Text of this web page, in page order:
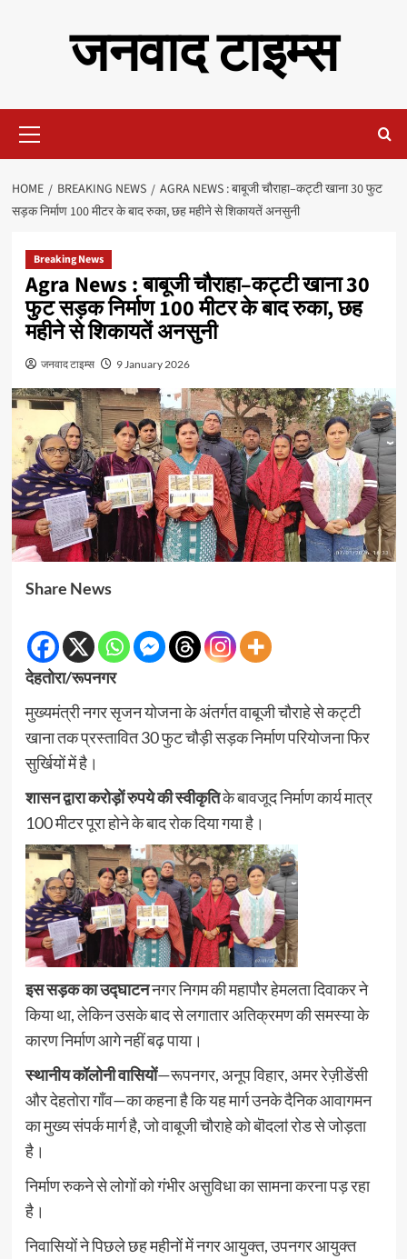
जनवाद टाइम्स
Menu
HOME BREAKING NEWS
AGRA NEWS : बाबूजी चौराहा–कट्टी खाना 30 फुट
सड़क निर्माण 100 मीटर के बाद रुका, छह महीने से शिकायतें अनसुनी
Breaking News
Agra News : बाबूजी चौराहा–कट्टी खाना 30
फुट सड़क निर्माण 100 मीटर के बाद रुका, छह
महीने से शिकायतें अनसुनी
जनवाद टाइम्स 9 January 2026
Share News
देहतोरा/रूपनगर
मुख्यमंत्री नगर सृजन योजना के अंतर्गत वाबूजी चौराहे से कट्टी
खाना तक प्रस्तावित 30 फुट चौड़ी सड़क निर्माण परियोजना फिर
सुर्खियों में है।
शासन द्वारा करोड़ों रुपये की स्वीकृतिके बावजूद निर्माण कार्य मात्र
100 मीटर पूरा होने के बाद रोक दिया गया है।
इस सड़क का उद्घाटननगर निगम की महापौर हेमलता दिवाकर ने
किया था, लेकिन उसके बाद से लगातार अतिक्रमण की समस्या के
कारण निर्माण आगे नहीं बढ़ पाया।
स्थानीय कॉलोनी वासियों—रूपनगर, अनूप विहार, अमर रेज़ीडेंसी
और देहतोरा गाँव—का कहना है कि यह मार्ग उनके दैनिक आवागमन
का मुख्य संपर्क मार्ग है, जो वाबूजी चौराहे को बॊदलऻ रोड से जोड़ता
है।
निर्माण रुकने से लोगों को गंभीर असुविधा का सामना करना पड़ रहा
है।
निवासियों ने पिछले छह महीनों में नगर आयुक्त, उपनगर आयुक्त